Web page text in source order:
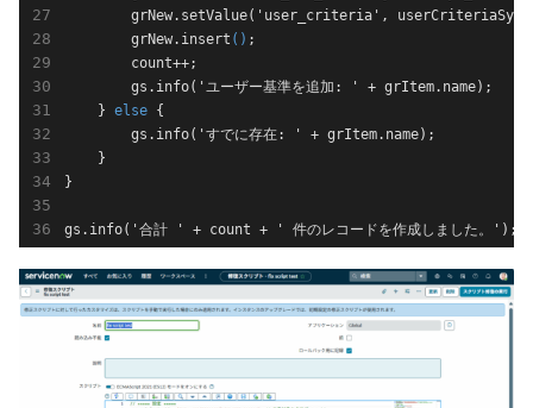
        grNew.set
Value(' user_criteria ',
        grNew.insert
() ;
        count++;
        gs.info('ユーザー基準を追加: ' + grItem.name);
    }
else {
        gs.info('すでに存在: ' + grItem.name);
    }
}
gs.info('合計 ' + count + ' 件のレコードを作成しました。');